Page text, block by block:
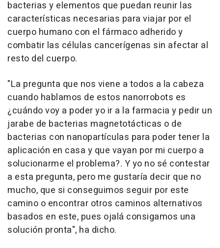
bacterias y elementos que puedan reunir las
características necesarias para viajar por el
cuerpo humano con el fármaco adherido y
combatir las células cancerígenas sin afectar al
resto del cuerpo.
"La pregunta que nos viene a todos a la cabeza
cuando hablamos de estos nanorrobots es
¿cuándo voy a poder yo ir a la farmacia y pedir un
jarabe de bacterias magnetotácticas o de
bacterias con nanopartículas para poder tener la
aplicación en casa y que vayan por mi cuerpo a
solucionarme el problema?. Y yo no sé contestar
a esta pregunta, pero me gustaría decir que no
mucho, que si conseguimos seguir por este
camino o encontrar otros caminos alternativos
basados en este, pues ojalá consigamos una
solución pronta", ha dicho.